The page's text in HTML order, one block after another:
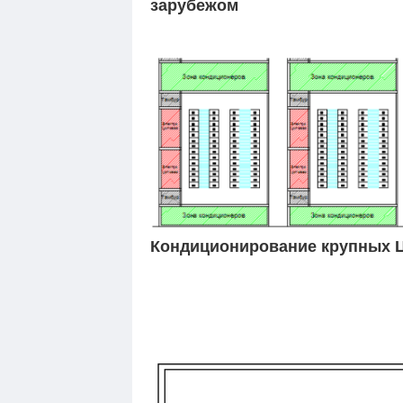
зарубежом
Кондиционирование крупных